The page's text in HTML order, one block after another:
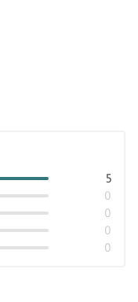
0
0
0
0
5